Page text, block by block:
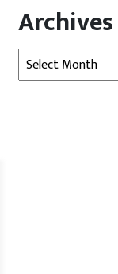
Archives
Archives